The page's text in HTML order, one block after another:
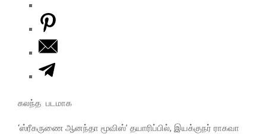
கலந்த படமாக
‘ஸ்ரீகருணை ஆனந்தா மூவிஸ்’ தயாரிப்பில், இயக்குநர் ராகவா